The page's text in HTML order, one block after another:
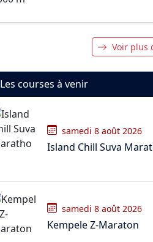
Voir plus
Les courses à venir
samedi 8 août 2026
Island Chill Suva
samedi 8 août 2026
Kempele Z-Maraton